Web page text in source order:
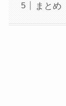
まとめ